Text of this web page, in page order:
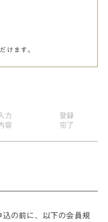
けます。
入力
容
登録
完了
込の前に、以下の会員規